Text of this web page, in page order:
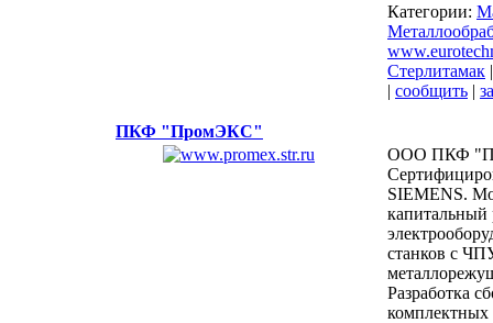
Категории:
Стерлитамак
| сообщить |
ПКФ "ПромЭКС"
ООО ПКФ
SIEMENS.
капитальный
станков с
Разработка
комплектных